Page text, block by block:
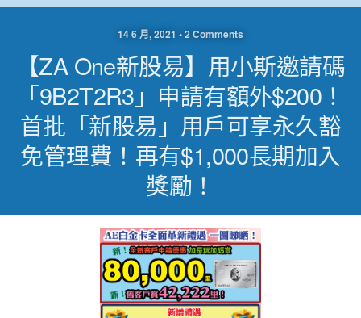
14 6 月, 2021 • 2 Comments
【ZA One新股易】用小斯邀請碼
「9B2T2R3」申請有額外$200！
首批「新股易」用戶可享永久豁
免管理費！再有$1,000長期加入
獎勵！